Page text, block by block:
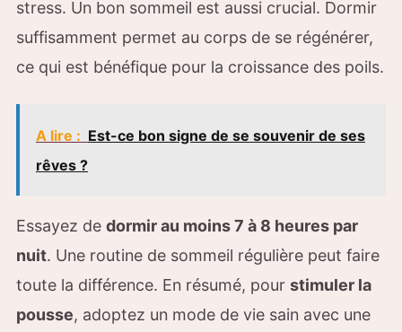
stress. Un bon sommeil est aussi crucial. Dormir
suffisamment permet au corps de se régénérer,
ce qui est bénéfique pour la croissance des poils.
A lire : Est-ce bon signe de se souvenir de ses
rêves ?
Essayez de dormir au moins 7 à 8 heures par
nuit. Une routine de sommeil régulière peut faire
toute la différence. En résumé, pour stimuler la
pousse, adoptez un mode de vie sain avec une